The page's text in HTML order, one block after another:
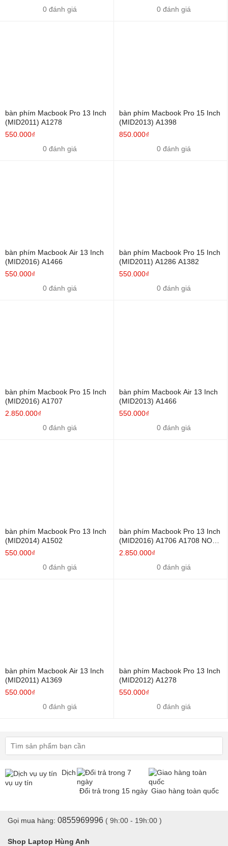
0 đánh giá
0 đánh giá
bàn phím Macbook Pro 13 Inch
(MID2011) A1278
550.000₫
0 đánh giá
bàn phím Macbook Pro 15 Inch
(MID2013) A1398
850.000₫
0 đánh giá
bàn phím Macbook Air 13 Inch
(MID2016) A1466
550.000₫
0 đánh giá
bàn phím Macbook Pro 15 Inch
(MID2011) A1286 A1382
550.000₫
0 đánh giá
bàn phím Macbook Pro 15 Inch
(MID2016) A1707
2.850.000₫
0 đánh giá
bàn phím Macbook Air 13 Inch
(MID2013) A1466
550.000₫
0 đánh giá
bàn phím Macbook Pro 13 Inch
(MID2014) A1502
550.000₫
0 đánh giá
bàn phím Macbook Pro 13 Inch
(MID2016) A1706 A1708 NON
TOUCHBAR
2.850.000₫
0 đánh giá
bàn phím Macbook Air 13 Inch
(MID2011) A1369
550.000₫
0 đánh giá
bàn phím Macbook Pro 13 Inch
(MID2012) A1278
550.000₫
0 đánh giá
Dịch
vụ uy tín
Đổi trả trong 15 ngày Giao hàng toàn quốc
Gọi mua hàng: 0855969996 ( 9h:00 - 19h:00 )
Shop Laptop Hùng Anh